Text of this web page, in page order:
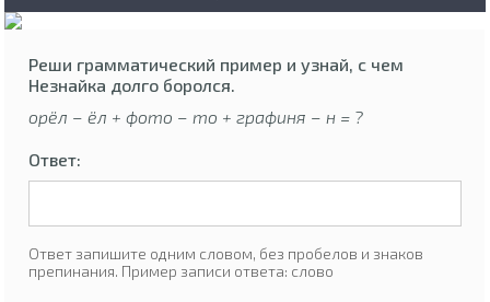
Реши грамматический пример и узнай, с чем
Незнайка долго боролся.
орёл – ёл + фото – то + графиня – н = ?
Ответ:
Ответ запишите одним словом, без пробелов и знаков
препинания. Пример записи ответа: слово